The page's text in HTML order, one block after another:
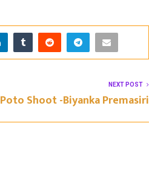
NEXT POST
Poto Shoot -Biyanka Premasiri